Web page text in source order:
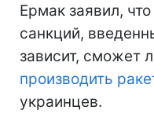
Ермак заявил,
санкций,
зависит, сможет
производить
украинцев.